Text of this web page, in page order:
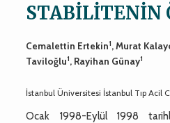
STABİLİTENİN
Cemalettin Ertekin1, Murat
Taviloğlu1, Rayihan Günay1
İstanbul Üniversitesi İstanbul Tıp Acil
Ocak 1998-Eylül 1998